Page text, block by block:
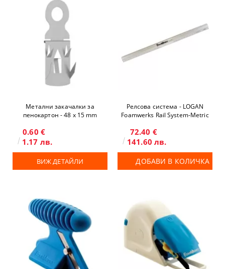
Метални закачалки за
пенокартон - 48 х 15 mm
0.60 €
1.17 лв.
ВИЖ ДЕТАЙЛИ
Релсова система - LOGAN
Foamwerks Rail System-Metric
72.40 €
141.60 лв.
ДОБАВИ В КОЛИЧКА